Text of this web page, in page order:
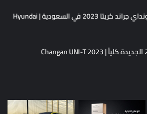
مواصفات وأسعار هيونداي جراند كريتا 2023 في السعودية | Hyundai